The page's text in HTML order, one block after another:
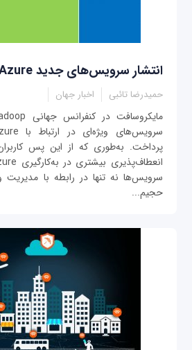
انتشار سرویس‌های جدید Azure برای لینوکس
حمیدرضا تائبی اخبار جهان
پرداخت. به‌طوری که از این پس
سرویس‌ها نه تنها در رابطه با مدیریت
حجیم...